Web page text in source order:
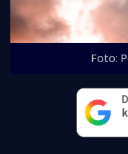
Foto: